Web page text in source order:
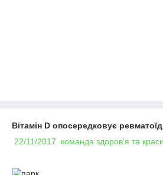
Вітамін D опосередковує
22/11/2017
команда здоров'я та краси